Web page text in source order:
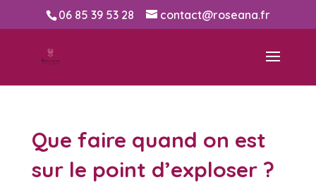
06 85 39 53 28 contact@roseana.fr
Que faire quand on est
sur le point d’exploser ?